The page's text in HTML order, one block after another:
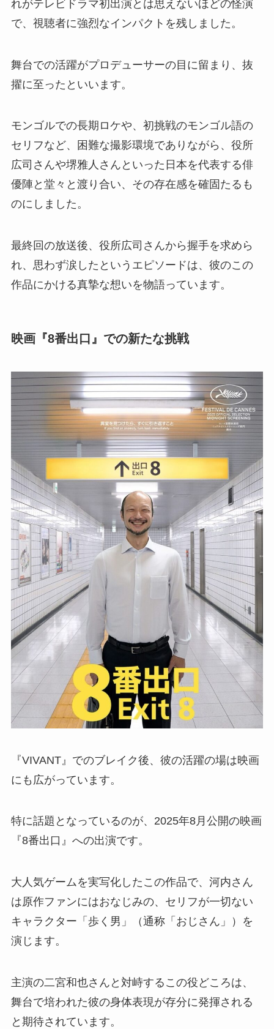
れがテレビドラマ初出演とは思えないほどの怪演
で、視聴者に強烈なインパクトを残しました。
舞台での活躍がプロデューサーの目に留まり、抜
擢に至ったといいます。
モンゴルでの長期ロケや、初挑戦のモンゴル語の
セリフなど、困難な撮影環境でありながら、役所
広司さんや堺雅人さんといった日本を代表する俳
優陣と堂々と渡り合い、その存在感を確固たるも
のにしました。
最終回の放送後、役所広司さんから握手を求めら
れ、思わず涙したというエピソードは、彼のこの
作品にかける真摯な想いを物語っています。
映画『8番出口』での新たな挑戦
『VIVANT』でのブレイク後、彼の活躍の場は映画
にも広がっています。
特に話題となっているのが、2025年8月公開の映画
『8番出口』への出演です。
大人気ゲームを実写化したこの作品で、河内さん
は原作ファンにはおなじみの、セリフが一切ない
キャラクター「歩く男」（通称「おじさん」）を
演じます。
主演の二宮和也さんと対峙するこの役どころは、
舞台で培われた彼の身体表現が存分に発揮される
と期待されています。